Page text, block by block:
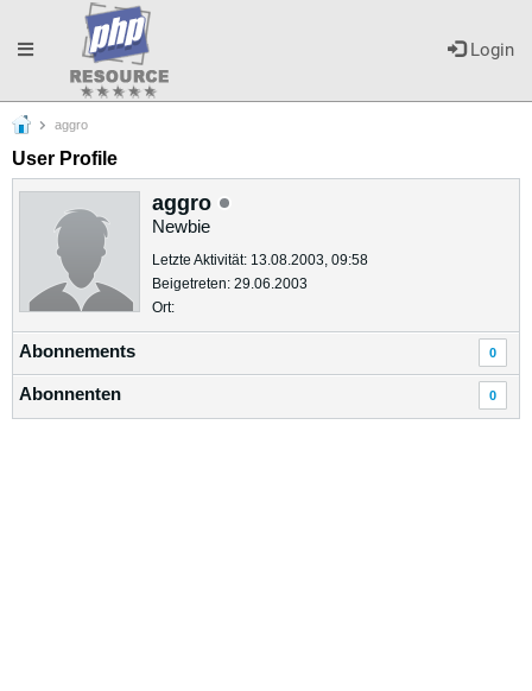
Login
Toggle
navigation
aggro
User Profile
aggro
Newbie
Letzte Aktivität: 13.08.2003, 09:58
Beigetreten: 29.06.2003
Ort:
Abonnements 0
Abonnenten 0